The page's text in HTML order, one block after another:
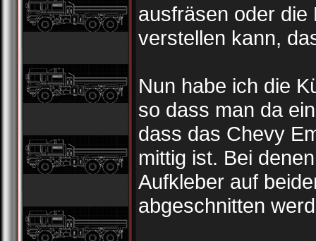
ausfräsen oder
verstellen kann,
Nun habe ich die
so dass man da
dass das Chevy
mittig ist. Bei
Aufkleber auf
abgeschnitten